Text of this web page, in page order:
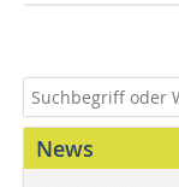
News